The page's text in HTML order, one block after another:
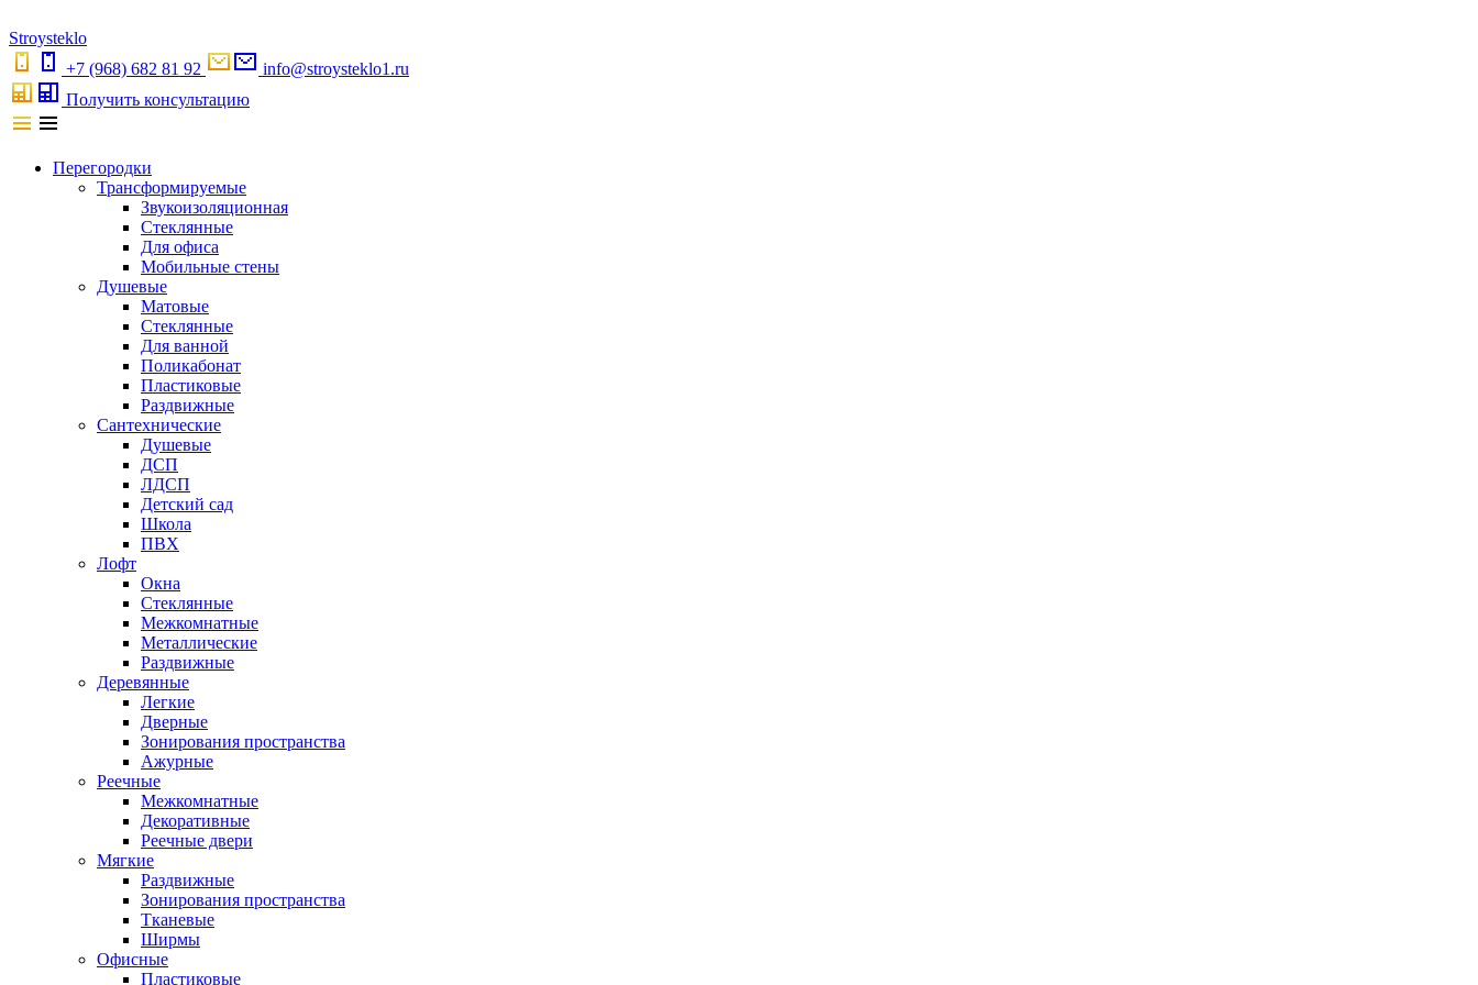
Stroysteklo
+7 (968) 682 81 92
info@stroysteklo1.ru
Получить консультацию
Перегородки
Трансформируемые
Звукоизоляционная
Стеклянные
Для офиса
Мобильные стены
Душевые
Матовые
Стеклянные
Для ванной
Поликабонат
Пластиковые
Раздвижные
Сантехнические
Душевые
ДСП
ЛДСП
Детский сад
Школа
ПВХ
Лофт
Окна
Стеклянные
Межкомнатные
Металлические
Раздвижные
Деревянные
Легкие
Дверные
Зонирования пространства
Ажурные
Реечные
Межкомнатные
Декоративные
Реечные двери
Мягкие
Раздвижные
Зонирования пространства
Тканевые
Ширмы
Офисные
Пластиковые